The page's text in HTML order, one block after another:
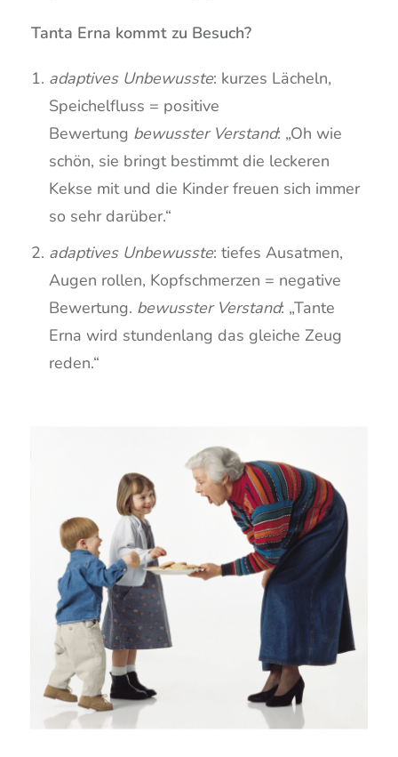
Tanta Erna kommt zu Besuch?
adaptives Unbewusste: kurzes Lächeln,
Speichelfluss = positive
Bewertung bewusster Verstand: „Oh wie
schön, sie bringt bestimmt die leckeren
Kekse mit und die Kinder freuen sich immer
so sehr darüber.“
adaptives Unbewusste: tiefes Ausatmen,
Augen rollen, Kopfschmerzen = negative
Bewertung. bewusster Verstand: „Tante
Erna wird stundenlang das gleiche Zeug
reden.“